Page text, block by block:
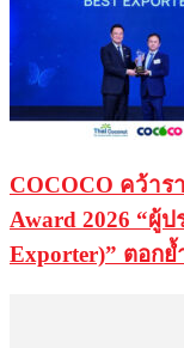
COCOCO คว้าร
Award 2026 “ผู้ป
Exporter)” ตอก